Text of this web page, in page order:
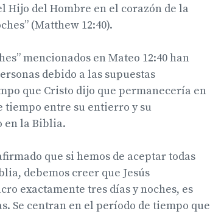
Hijo del Hombre en el corazón de la
(Matthew 12:40).
mencionados en Mateo 12:40 han
debido a las supuestas
que Cristo dijo que permanecería en
tiempo entre su entierro y su
en la Biblia.
que si hemos de aceptar todas
debemos creer que Jesús
exactamente tres días y noches, es
Se centran en el período de tiempo que